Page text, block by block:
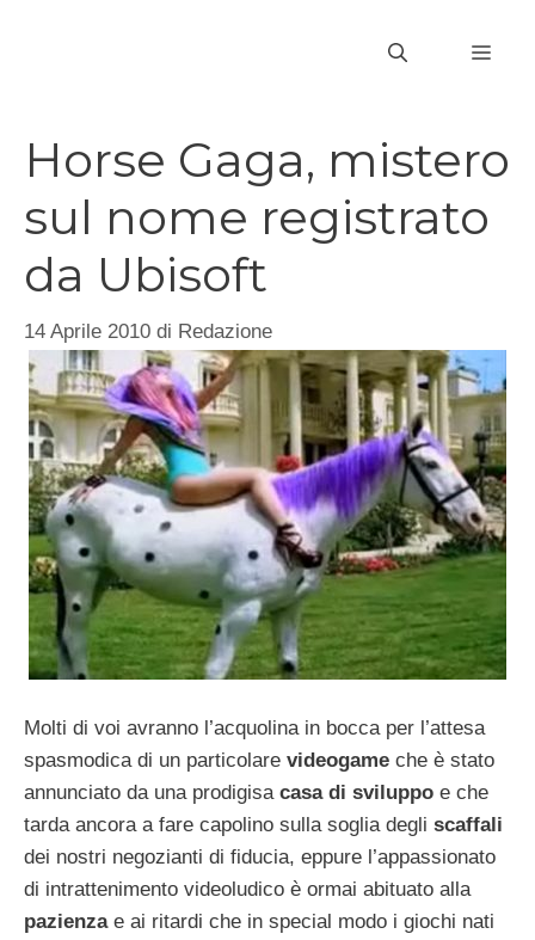
Horse Gaga, mistero
sul nome registrato
da Ubisoft
14 Aprile 2010 di Redazione
Molti di voi avranno l’acquolina in bocca per l’attesa
spasmodica di un particolare videogame che è stato
annunciato da una prodigisa casa di sviluppo e che
tarda ancora a fare capolino sulla soglia degli scaffali
dei nostri negozianti di fiducia, eppure l’appassionato
di intrattenimento videoludico è ormai abituato alla
pazienza e ai ritardi che in special modo i giochi nati